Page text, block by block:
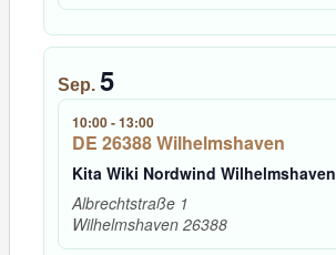
Sep. 5
10:00-13:00
DE 26388 Wilhelmshaven
Kita Wiki Nordwind Wilhelmshaven
Albrechtstraße 1
Wilhelmshaven 26388